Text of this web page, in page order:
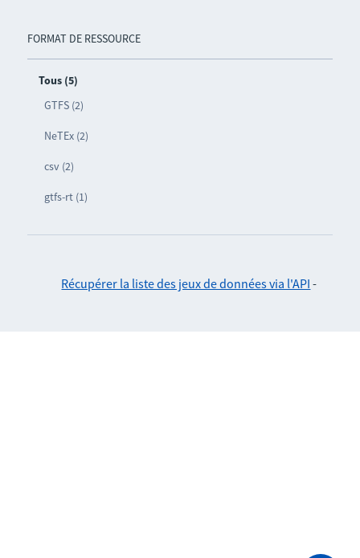
FORMAT DE RESSOURCE
Tous (5)
GTFS (2)
NeTEx (2)
csv (2)
gtfs-rt (1)
Récupérer la liste des jeux de données via l'API -